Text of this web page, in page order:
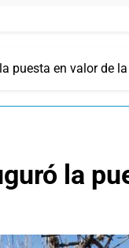
puesta en valor de
la